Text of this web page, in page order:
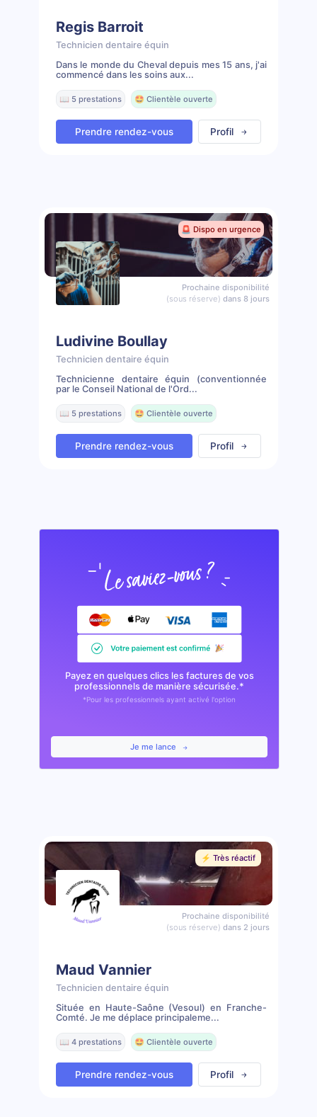
Regis Barroit
Technicien dentaire équin
Dans le monde du Cheval depuis mes 15 ans, j'ai
commencé dans les soins aux...
📖 5 prestations 🤩 Clientèle ouverte
Prendre rendez-vous Profil
🚨 Dispo en urgence
Prochaine disponibilité
(sous réserve) dans 8 jours
Ludivine Boullay
Technicien dentaire équin
Technicienne dentaire équin (conventionnée
par le Conseil National de l'Ord...
📖 5 prestations 🤩 Clientèle ouverte
Prendre rendez-vous Profil
Payez en quelques clics les factures de vos
professionnels de manière sécurisée.*
*Pour les professionnels ayant activé l'option
Je me lance
⚡️ Très réactif
Prochaine disponibilité
(sous réserve) dans 2 jours
Maud Vannier
Technicien dentaire équin
Située en Haute-Saône (Vesoul) en Franche-
Comté. Je me déplace principaleme...
📖 4 prestations 🤩 Clientèle ouverte
Prendre rendez-vous Profil